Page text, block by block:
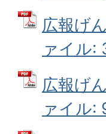
広報げ
ァイル:
広報げ
ァイル: